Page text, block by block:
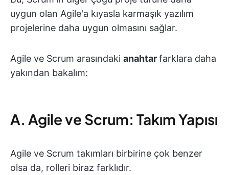
uygun olan Agile'a kıyasla karmaşık yazılım
projelerine daha uygun olmasını sağlar.
Agile ve Scrum arasındaki anahtarfarklara daha
yakından bakalım:
A. Agile ve Scrum: Takım Yapısı
Agile ve Scrum takımları birbirine çok benzer
olsa da, rolleri biraz farklıdır.